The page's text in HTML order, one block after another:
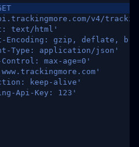
v4/trackings/
text/html'
Encoding: gzip, deflate,
Type: application/json'
max-age=0'
keep-alive'
Api-Key: 123'